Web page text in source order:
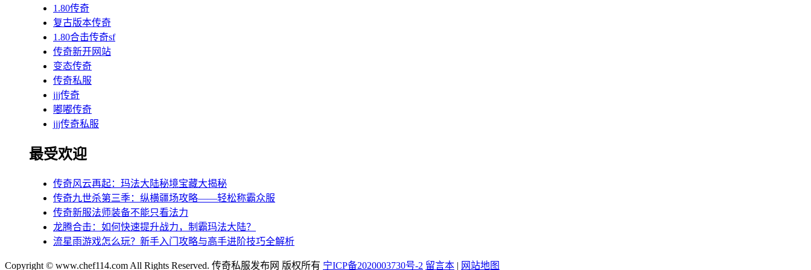
1.80传奇
复古版本传奇
1.80合击传奇sf
传奇新开网站
变态传奇
传奇私服
jjj传奇
嘟嘟传奇
jjj传奇私服
最受欢迎
传奇风云再起：玛法大陆秘境宝藏大揭秘
传奇九世杀第三季：纵横疆场攻略——轻松称霸众服
传奇新服法师装备不能只看法力
龙腾合击：如何快速提升战力，制霸玛法大陆？
流星雨游戏怎么玩？新手入门攻略与高手进阶技巧全解析
Copyright © www.chef114.com All Rights Reserved. 传奇私服发布网 版权所有 宁ICP备2020003730号-2 留言本 | 网站地图